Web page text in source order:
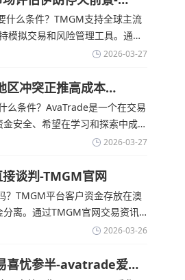
什么条件？‌‌‌TMGM支持全球主流
模拟交易和风险管理工具。通过
价上涨，使通胀担忧保持不变‌对
2026-03-27
冲突正推高成本
么条件？‌‌‌AvaTrade是一个在交易
安全、希望在学习和探索中成长
警告称，中东地区的冲突正在推
2026-03-27
谈判-TMGM官网
？‌‌‌TMGM平台客户资金存放在澳
离。通过TMGM官网交易资讯
2026-03-26
喜忧参半-avatrade爱华